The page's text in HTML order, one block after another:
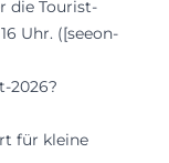
die Tourist-
Uhr. ([seeon-
2026?
für kleine